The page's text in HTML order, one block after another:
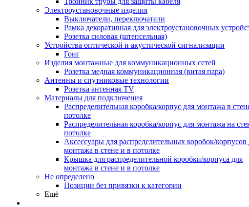
Электроустановочные изделия
Выключатели, переключатели
Рамка декоративная для электроустановочных
Розетка силовая (штепсельная)
Устройства оптической и акустической сигнализации
Гонг
Изделия монтажные для коммуникационных сетей
Розетка медная коммуникационная (витая пара)
Антенны и спутниковые технологии
Розетка антенная TV
Материалы для подключения
Распределительная коробка/корпус для монтажа в
потолке
Распределительная коробка/корпус для монтажа на
потолке
Аксессуары для распределительных коробок/корпусов
монтажа в стене и в потолке
Крышка для распределительной коробки/корпуса для
монтажа в стене и в потолке
Не определено
Позиции без привязки к категории
Ещё